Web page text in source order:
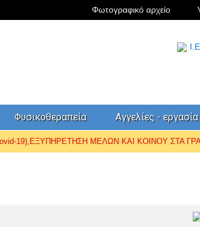
Φωτογραφικό αρχείο
Φυσικοθεραπεία Αγγελίες - εργασία
19),ΕΞΥΠΗΡΕΤΗΣΗ ΜΕΛΩΝ ΚΑΙ ΚΟΙΝΟΥ ΣΤΑ